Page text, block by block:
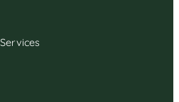
Services